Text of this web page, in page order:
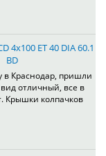
4x100 ET 40 DIA 60.1
BD
в Краснодар, пришли
отличный, все в
Крышки колпачков